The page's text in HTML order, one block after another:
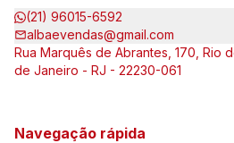
(21) 96015-6592
albaevendas@gmail.com
Rua Marquês de Abrantes, 170, Rio
de Janeiro - RJ - 22230-061
Navegação rápida